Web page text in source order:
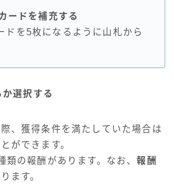
ードを補充する
ドを5枚になるように山札から
選択する
、獲得条件を満たしていた場合は
ができます。
類の報酬があります。なお、報酬
ます。